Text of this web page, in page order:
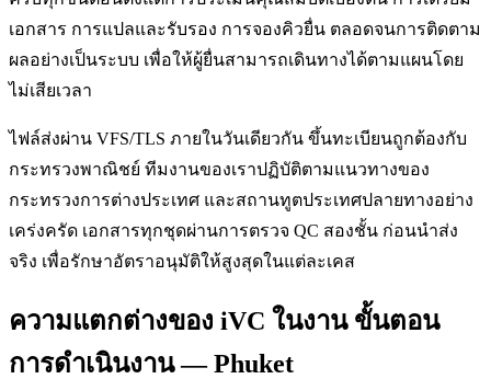
เอกสาร การแปลและรับรอง การจองคิวยื่น ตลอดจนการติดตาม
ผลอย่างเป็นระบบ เพื่อให้ผู้ยื่นสามารถเดินทางได้ตามแผนโดย
ไม่เสียเวลา
ไฟล์ส่งผ่าน VFS/TLS ภายในวันเดียวกัน ขึ้นทะเบียนถูกต้องกับ
กระทรวงพาณิชย์ ทีมงานของเราปฏิบัติตามแนวทางของ
กระทรวงการต่างประเทศ และสถานทูตประเทศปลายทางอย่าง
เคร่งครัด เอกสารทุกชุดผ่านการตรวจ QC สองชั้น ก่อนนำส่ง
จริง เพื่อรักษาอัตราอนุมัติให้สูงสุดในแต่ละเคส
ความแตกต่างของ iVC ในงาน ขั้นตอน
การดำเนินงาน — Phuket